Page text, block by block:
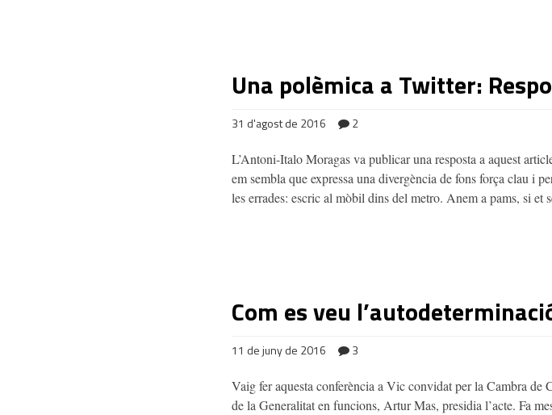
Una polèmica a Twitter:
31 d'agost de 2016 2
L’Antoni-Italo Moragas va publicar una resposta a aquest
em sembla que expressa una divergència de fons força clau i
les errades: escric al mòbil dins del metro. Anem a pams, si
Com es veu
11 de juny de 2016 3
Vaig fer aquesta conferència a Vic convidat per la Cambra de
de la Generalitat en funcions, Artur Mas, presidia l’acte. Fa